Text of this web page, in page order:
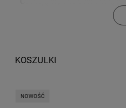
dzięki zastosowaniu
(bawełna, wiskoza, len,
sezonu. Do wyboru do koloru!
inspirujące napisy - każdy
KOSZULKI
NOWOŚĆ